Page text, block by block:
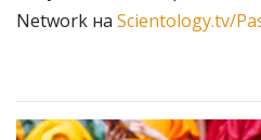
Network на Scientology.tv/